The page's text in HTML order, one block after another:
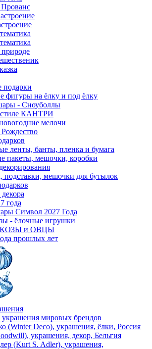
подарки
фигуры на ёлку и под ёлку
- Сноуболлы
КАНТРИ
мелочи
ленты, банты, пленка и бумага
пакеты, мешочки, коробки
подставки, мешочки для бутылок
года
Символ 2027 Года
- ёлочные игрушки
КОЗЫ и ОВЦЫ
прошлых лет
мировых брендов
(Winter Deco), украшения, ёлки, Россия
украшения, декор, Бельгия
(Kurt S. Adler), украшения,